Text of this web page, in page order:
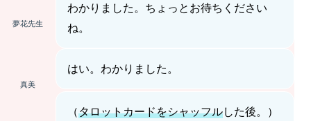
夢花先生
わかりました。ちょっとお待ちください
ね。
真美
はい。わかりました。
（タロットカードをシャッフルした後。）